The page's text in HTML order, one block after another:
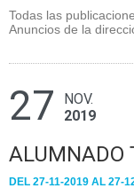
Todas las
Anuncios de la
27
NOV.
2019
ALUMNADO
DEL 27-11-2019 AL 27-